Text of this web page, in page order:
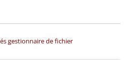
gestionnaire de fichier